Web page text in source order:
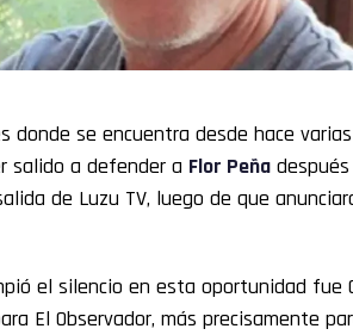
donde se encuentra desde hace
salido a defender a Flor Peña
de Luzu TV, luego de que
el silencio en esta oportunidad fue
El Observador, más precisamente